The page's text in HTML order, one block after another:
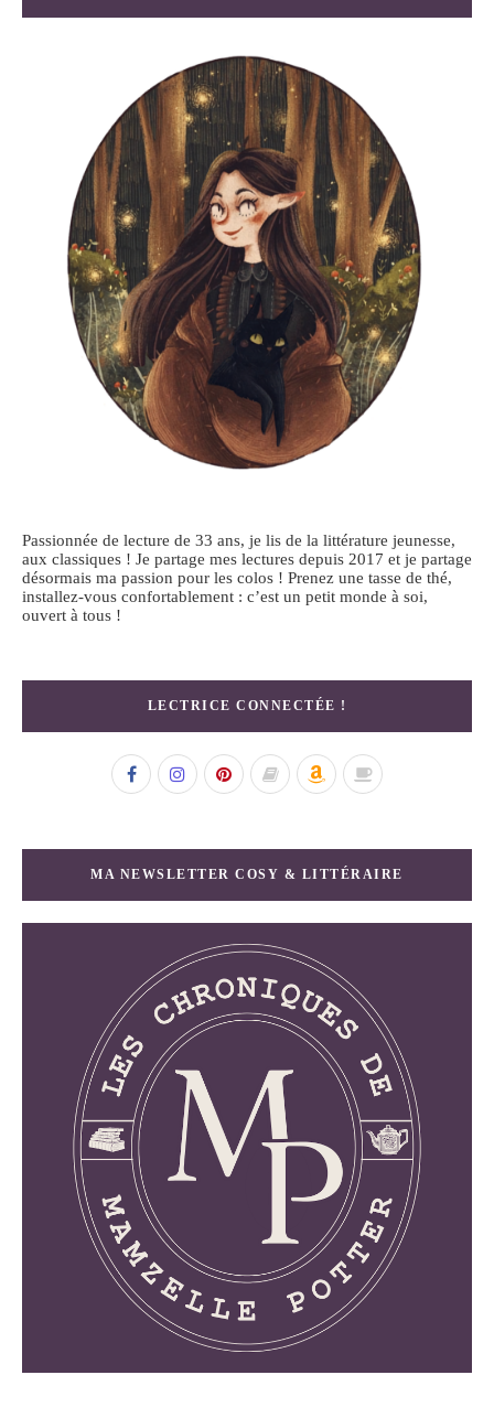
Passionnée de lecture de 33 ans, je lis de la littérature jeunesse,
aux classiques ! Je partage mes lectures depuis 2017 et je partage
désormais ma passion pour les colos ! Prenez une tasse de thé,
installez-vous confortablement : c’est un petit monde à soi,
ouvert à tous !
LECTRICE CONNECTÉE !
MA NEWSLETTER COSY & LITTÉRAIRE